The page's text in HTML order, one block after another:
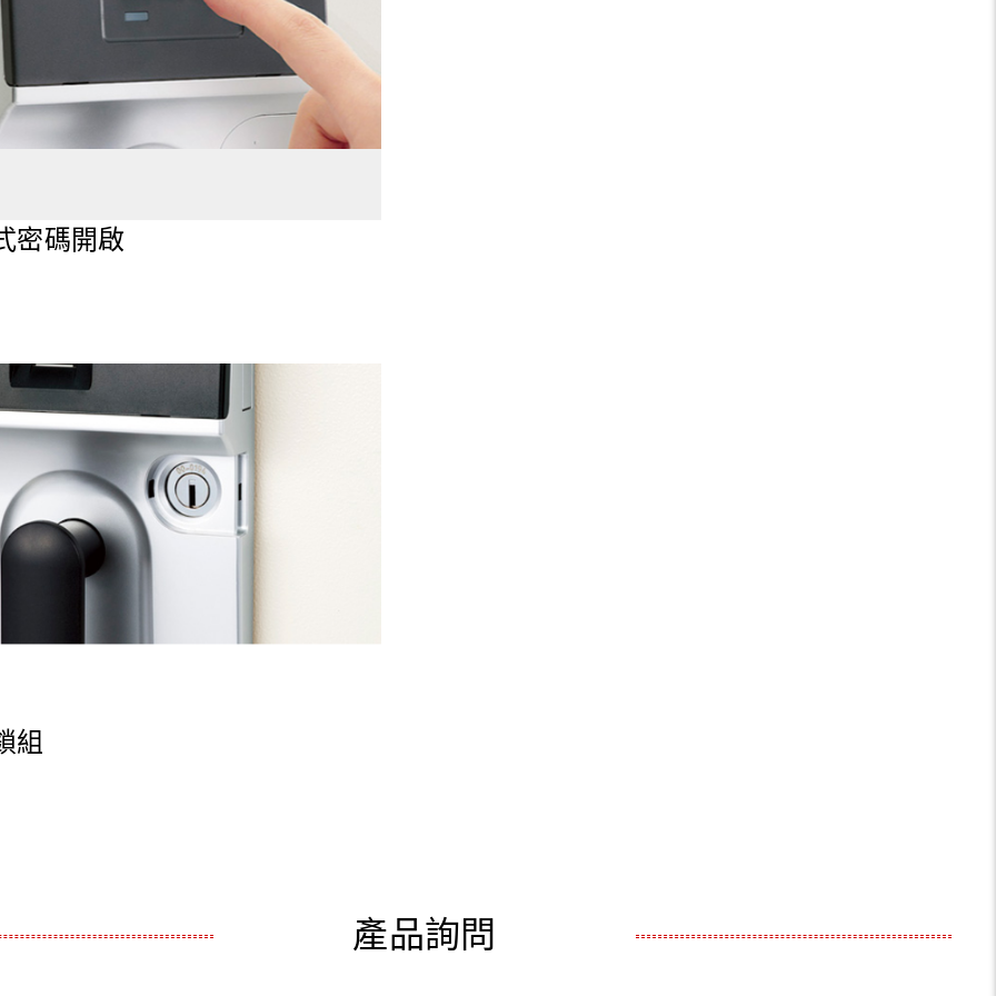
密碼開啟
組
產品詢問